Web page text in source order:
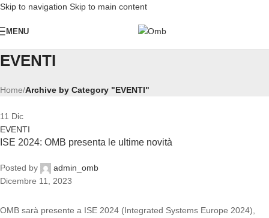
Skip to navigation Skip to main content
MENU
EVENTI
Home/Archive by Category "EVENTI"
11 Dic
EVENTI
ISE 2024: OMB presenta le ultime novità
Posted by
admin_omb
Dicembre 11, 2023
OMB sarà presente a ISE 2024 (Integrated Systems Europe 2024),